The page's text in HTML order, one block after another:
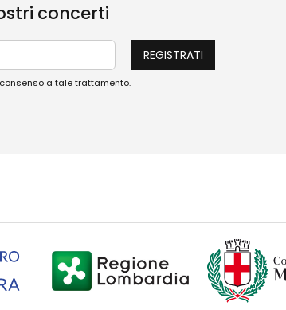
concerti
a tale trattamento.